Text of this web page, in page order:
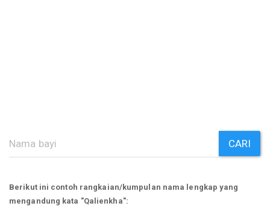
CARI
Berikut ini contoh rangkaian/kumpulan nama lengkap yang
mengandung kata "Qalienkha":